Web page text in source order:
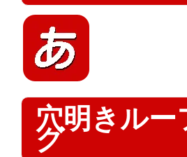
穴明きルー
グ